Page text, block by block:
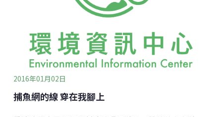
細菌，讓女孩們生病。月經來，會被同學笑的壓力，常
常讓女孩們選擇不要去學校。每月幾天的缺課，自然就
2016年01月02日
捕魚網的線 穿在我腳上